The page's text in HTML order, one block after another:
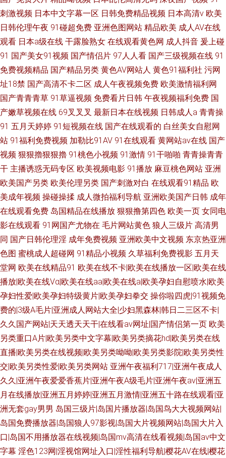
刺激视频 日本中文字幕一区 日韩免费精品视频 日本高清v 欧美
日韩伦理午夜 91碰超免费 亚洲色图网站 精品欧美 成人AV在线
观看 日本a级在线 干露脸熟女 在线观看黄色网 成人抖音 爰上碰
91 国产美女91视频 国产情侣片 97人人看 国产三级视频在线 91
免费视频精品 国产精品另类 黄色AV网站人 黄色91福利社 污网
址18禁 国产高清不卡二区 成人午夜视频免费 欧美激情福利网
国产青青青草 91草逼视频 免费看片日韩 午夜视频福利免费 国
产嫩草视频在线 69叉叉叉 最新日本在线视频 日韩成人a 青青操
91 五月天婷婷 91短视频在线 国产在线观看的 白丝美女自慰网
站 91福利免费视频 加勒比91AV 91在线观看 黄网站av在线 国产
视频 狠狠擼狠狠擼 91桃色小视频 91激情 91干啪啪 青青操青青
干 主播诱惑无码专区 欧美视频电影 91播放 麻豆桃色网站 亚洲
欧美国产另类 欧美伦理另类 国产刺激对白 在线观看91精品 欧
美成年视频 操碰操揉 成人微拍福利导航 亚洲欧美国产日韩 成年
在线观看免费 岛国精品在线播放 狠狠撸第四色 欧美一页 女同电
影在线观看 91网国产尤物在 毛片网站黄色 狼人三级片 高清男
同 国产日韩伦理淫 成年免费视频 亚洲欧美中文视频 东京热亚洲
色图 蜜桃成人超碰网 91精品小视频 久草福利免费视影 五月天
堂网 欧美在线精品91 欧美在线不卡|欧美在线播放一区|欧美在线
播放|欧美在线Vα|欧美在线aa|欧美在线a|欧美孕妇自慰喷水|欧美
孕妇性爱|欧美孕妇特级黄片|欧美孕妇拳交 操你啦四虎|91视频免
费的|3级A毛片|亚洲成人网站大全|少妇黑森林|韩日二三区不卡|
久久国产网站|天天透天天干|在线看av网址|国产情侣第一页 欧美
另类重口A片|欧美另类中文字幕|欧美另类摘花hd|欧美另类在线
直播|欧美另类在线视频|欧美另类呦呦|欧美另类影院|欧美另类性
交|欧美另类性爱|欧美另类网站 亚洲午夜福利717|亚洲午夜成人
久久|亚洲午夜爱爱香蕉片|亚洲午夜A级毛片|亚洲午夜av|亚洲五
月在线播放|亚洲五月婷婷|亚洲五月激情|亚洲五十路在线观看|亚
洲无套gay男男 岛国三级片|岛国片播放器|岛国鸟大大视频网站|
岛国免费播放器|岛国狼人97影视|岛国大片视频网站|岛国大片入
口|岛国不用播放器在线视频|岛国mv高清在线看视频|岛国av中文
字幕 淫色123网|淫视馆网址入口|淫性福利导航|樱花AV在线|樱花